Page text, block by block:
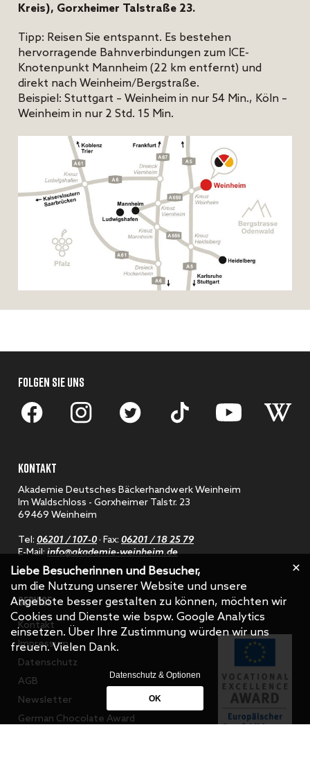
Kreis), Gorxheimer Talstraße 23.
Tipp: Reisen Sie entspannt. Es bestehen
hervorragende Bahnverbindungen zum ICE-
Knotenpunkt Mannheim (22 km entfernt) und
direkt nach Weinheim/Bergstraße.
Beispiel: Stuttgart – Weinheim in nur 54 Min., Köln –
Weinheim in nur 2 Std. 15 Min.
FOLGEN SIE UNS
KONTAKT
Akademie Deutsches Bäckerhandwerk Weinheim
Im Waldschloss - Gorxheimer Talstr. 23
69469 Weinheim
Tel: 06201 / 107-0 · Fax: 06201 / 18 25 79
E-Mail:info@akademie-weinheim.de
SERVICE
Kontakt
Impressum
Datenschutz
AGB
Newsletter
German Chocolate Award
Liebe Besucherinnen und Besucher,
um die Nutzung unserer Website und unsere
Angebote besser gestalten zu können, möchten wir
Cookies und Dienste wie bspw. Google Analytics
einsetzen. Über Ihre Zustimmung würden wir uns
freuen. Vielen Dank.
Datenschutz & Optionen
OK